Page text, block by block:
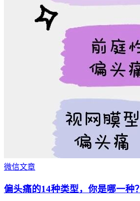
微信文章
偏头痛的14种类型，你是哪一种？